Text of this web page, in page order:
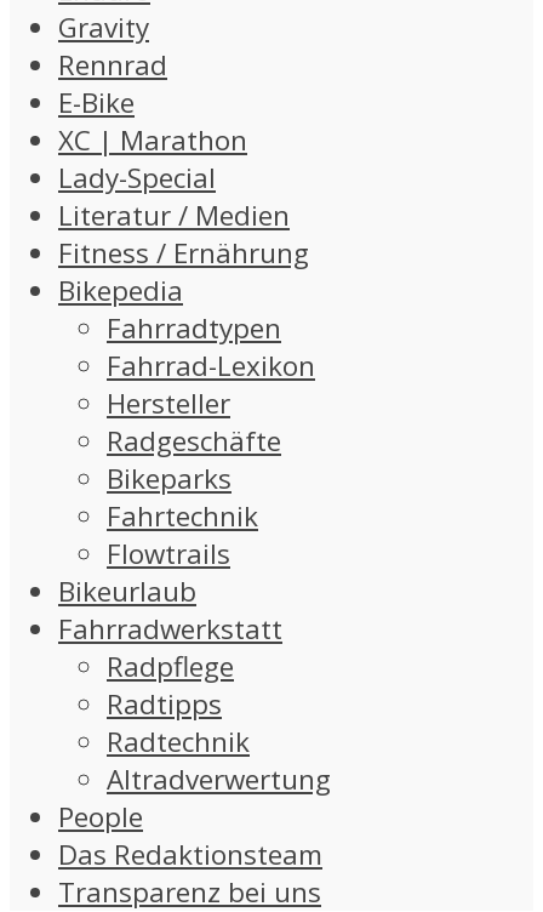
Gravity
Rennrad
E-Bike
XC | Marathon
Lady-Special
Literatur / Medien
Fitness / Ernährung
Bikepedia
Fahrradtypen
Fahrrad-Lexikon
Hersteller
Radgeschäfte
Bikeparks
Fahrtechnik
Flowtrails
Bikeurlaub
Fahrradwerkstatt
Radpflege
Radtipps
Radtechnik
Altradverwertung
People
Das Redaktionsteam
Transparenz bei uns